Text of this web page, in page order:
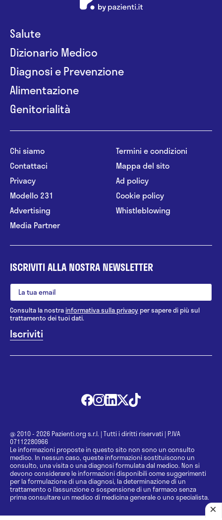
Salute
Dizionario Medico
Diagnosi e Prevenzione
Alimentazione
Genitorialità
Chi siamo
Contattaci
Privacy
Modello 231
Advertising
Media Partner
Termini e condizioni
Mappa del sito
Ad policy
Cookie policy
Whistleblowing
ISCRIVITI ALLA NOSTRA NEWSLETTER
Consulta la nostrainformativa sulla privacy per sapere di più sul
trattamento dei tuoi dati.
@ 2010 - 2026 Pazienti.org s.r.l. | Tutti i diritti riservati | P.IVA
07112280966
Le informazioni proposte in questo sito non sono un consulto
medico. In nessun caso, queste informazioni sostituiscono un
consulto, una visita o una diagnosi formulata dal medico. Non si
devono considerare le informazioni disponibili come suggerimenti
per la formulazione di una diagnosi, la determinazione di un
trattamento o l’assunzione o sospensione di un farmaco senza
prima consultare un medico di medicina generale o uno specialista.